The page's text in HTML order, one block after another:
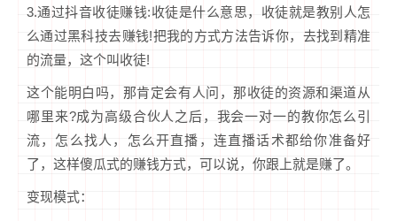
3.通过抖音收徒赚钱:收徒是什么意思，收徒就是教别人怎
么通过黑科技去赚钱!把我的方式方法告诉你，去找到精准
的流量，这个叫收徒!
这个能明白吗，那肯定会有人问，那收徒的资源和渠道从
哪里来?成为高级合伙人之后，我会一对一的教你怎么引
流，怎么找人，怎么开直播，连直播话术都给你准备好
了，这样傻瓜式的赚钱方式，可以说，你跟上就是赚了。
变现模式：